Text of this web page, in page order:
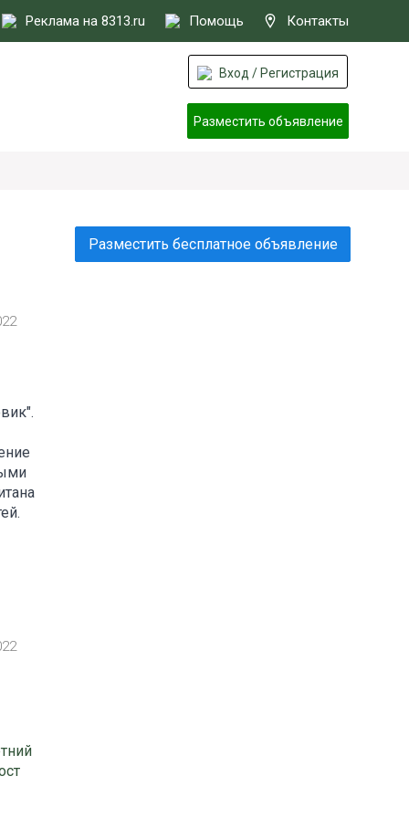
Реклама на 8313.ru Помощь Контакты
Вход / Регистрация
Разместить объявление
Разместить бесплатное объявление